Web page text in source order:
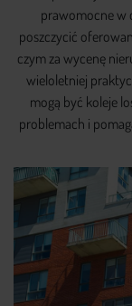
prawomocne w
poszczycić
czym za wycenę
wieloletniej
mogą być koleje
problemach i